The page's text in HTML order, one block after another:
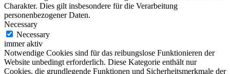
Charakter. Dies gilt insbesondere für die Verarbeitung
personenbezogener Daten.
Necessary
Necessary
immer aktiv
Notwendige Cookies sind für das reibungslose Funktionieren der
Website unbedingt erforderlich. Diese Kategorie enthält nur
Cookies, die grundlegende Funktionen und Sicherheitsmerkmale der